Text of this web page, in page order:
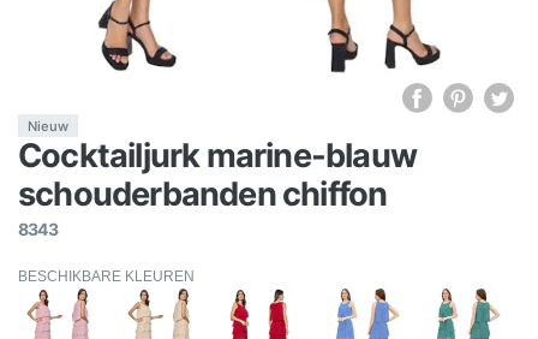
Nieuw
Cocktailjurk marine-blauw
schouderbanden chiffon
8343
BESCHIKBARE KLEUREN